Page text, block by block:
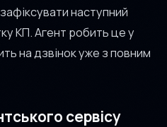
наступний
КП. Агент робить це у
на дзвінок уже з повним
сервісу